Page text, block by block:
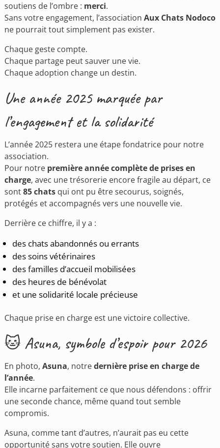
soutiens de l’ombre : merci.
Sans votre engagement, l’association Aux Chats Nodoco
ne pourrait tout simplement pas exister.
Chaque geste compte.
Chaque partage peut sauver une vie.
Chaque adoption change un destin.
Une année 2025 marquée par
l’engagement et la solidarité
L’année 2025 restera une étape fondatrice pour notre
association.
Pour notre première année complète de prises en
charge, avec une trésorerie encore fragile au départ, ce
sont85 chats qui ont pu être secourus, soignés,
protégés et accompagnés vers une nouvelle vie.
Derrière ce chiffre, il y a :
des chats abandonnés ou errants
des soins vétérinaires
des familles d’accueil mobilisées
des heures de bénévolat
et une solidarité locale précieuse
Chaque prise en charge est une victoire collective.
🐱 Asuna, symbole d’espoir pour 2026
En photo, Asuna, notredernière prise en charge de
l’année.
Elle incarne parfaitement ce que nous défendons : offrir
une seconde chance, même quand tout semble
compromis.
Asuna, comme tant d’autres, n’aurait pas eu cette
opportunité sans votre soutien. Elle ouvre